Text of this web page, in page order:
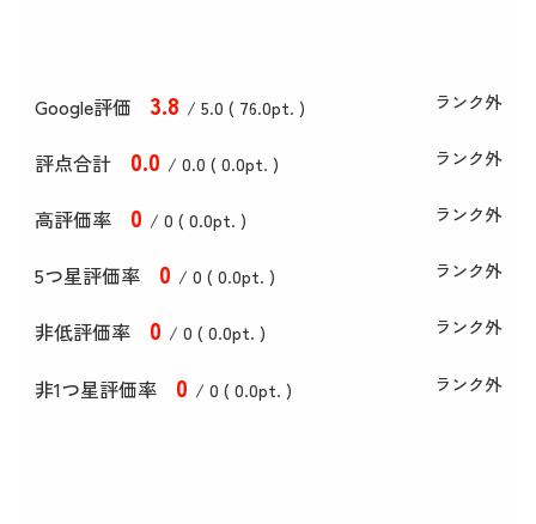
Google評価 3.8 / 5.0 ( 76.0pt. ) ランク外
評点合計 0.0 / 0.0 ( 0.0pt. ) ランク外
高評価率 0 / 0 ( 0.0pt. ) ランク外
5つ星評価率 0 / 0 ( 0.0pt. ) ランク外
非低評価率 0 / 0 ( 0.0pt. ) ランク外
非1つ星評価率 0 / 0 ( 0.0pt. ) ランク外